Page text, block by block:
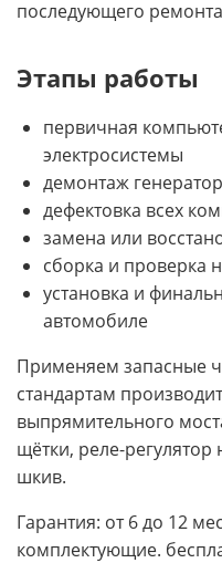
последующего
Этапы работы
первичная
электросистемы
демонтаж
дефектовка всех
замена или
сборка и проверка
установка и
автомобиле
Применяем запасные
стандартам
выпрямительного
щётки, реле-
шкив.
Гарантия: от 6 до 12
комплектующие.